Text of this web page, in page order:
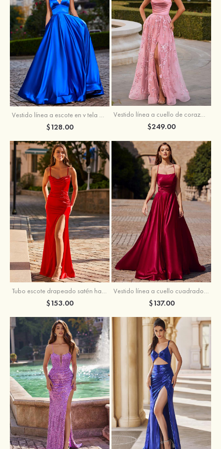
Vestido línea a escote en v tela charmeuse hasta el suelo vestido de graduación
$128.00
Vestido línea a cuello de corazón tul cola de barrido vestido de graduación
$249.00
Tubo escote drapeado satén hasta el suelo vestido de graduación
$153.00
Vestido línea a cuello cuadrado tela charmeuse barrer tren vestido de graduación
$137.00